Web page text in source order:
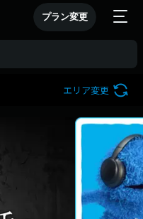
プラン変更
エリア変更